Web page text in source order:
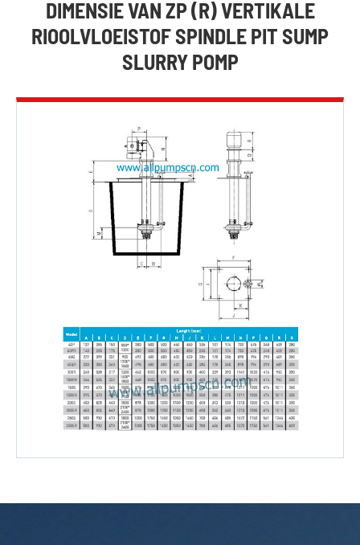
DIMENSIE VAN ZP (R) VERTIKALE
RIOOLVLOEISTOF SPINDLE PIT SUMP
SLURRY POMP